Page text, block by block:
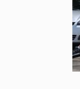
apoyo
legal
pero
solo.